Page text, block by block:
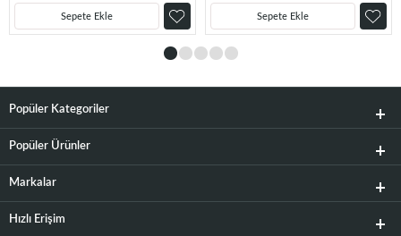
Sepete Ekle Sepete Ekle
Popüler Kategoriler
Popüler Ürünler
Markalar
Hızlı Erişim